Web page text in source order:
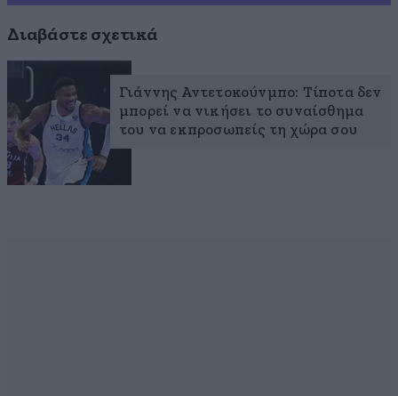
Διαβάστε σχετικά
Γιάννης Αντετοκούνμπο: Τίποτα δεν
μπορεί να νικήσει το συναίσθημα
του να εκπροσωπείς τη χώρα σου